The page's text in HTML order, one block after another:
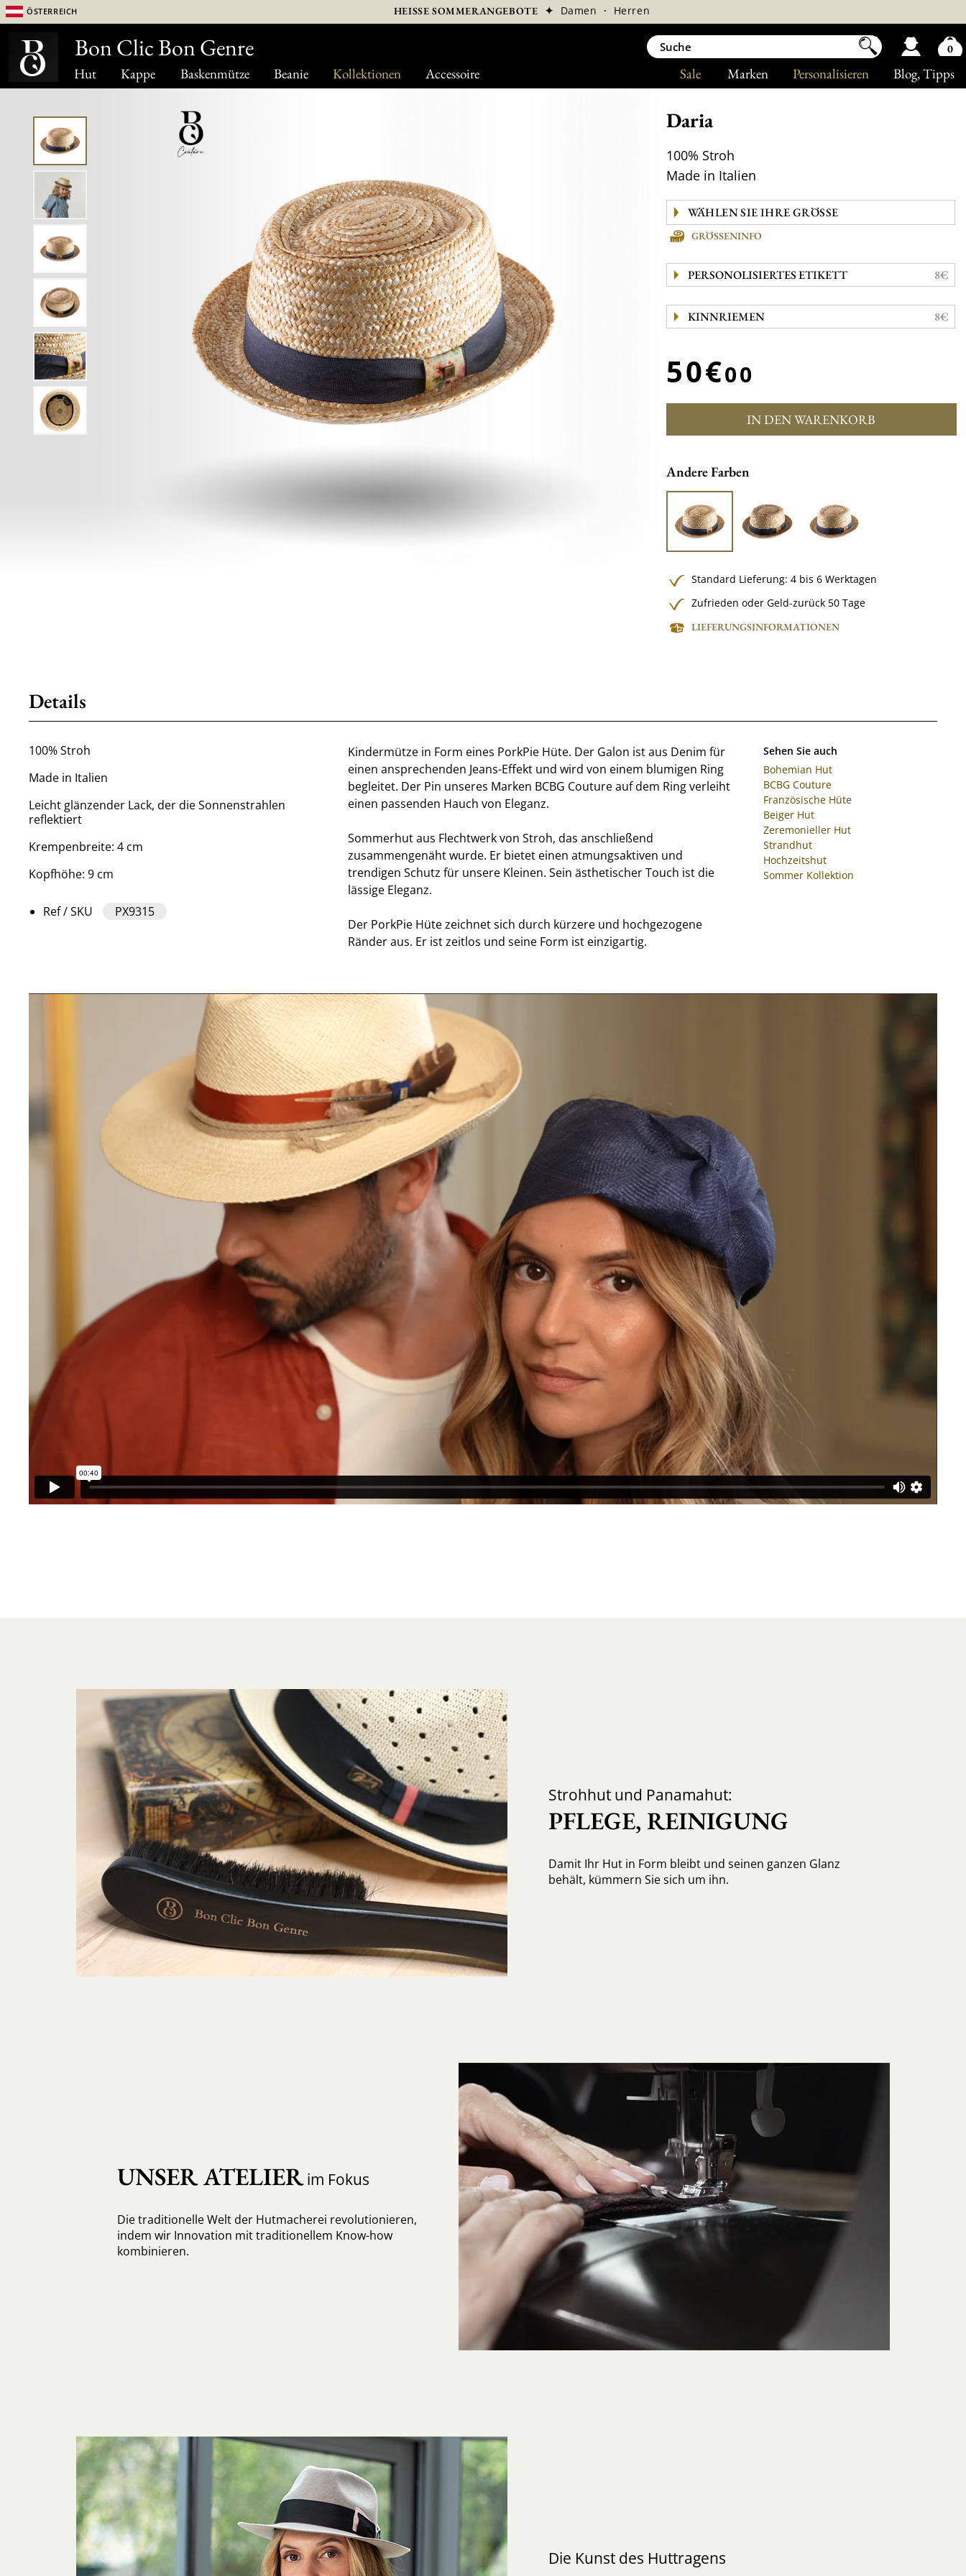
Hut Kappe Baskenmütze Beanie Kollektionen Accessoire Blog, Tipps
Personalisieren
Marken
Sale
Österreich HEISSE SOMMERANGEBOTE ✦ Damen · Herren
Daria
100% Stroh
Made in Italien
GRÖSSENINFO
PERSONOLISIERTES ETIKETT 8€
KINNRIEMEN 8€
50€00
IN DEN WARENKORB
Andere Farben
Standard Lieferung: 4 bis 6 Werktagen
Zufrieden oder Geld-zurück 50 Tage
LIEFERUNGSINFORMATIONEN
Details
100% Stroh
Made in Italien
Leicht glänzender Lack, der die Sonnenstrahlen
reflektiert
Krempenbreite: 4 cm
Kopfhöhe: 9 cm
Ref / SKU PX9315
Kindermütze in Form eines PorkPie Hüte. Der Galon ist aus Denim für
einen ansprechenden Jeans-Effekt und wird von einem blumigen Ring
begleitet. Der Pin unseres Marken BCBG Couture auf dem Ring verleiht
einen passenden Hauch von Eleganz.
Sommerhut aus Flechtwerk von Stroh, das anschließend
zusammengenäht wurde. Er bietet einen atmungsaktiven und
trendigen Schutz für unsere Kleinen. Sein ästhetischer Touch ist die
lässige Eleganz.
Der PorkPie Hüte zeichnet sich durch kürzere und hochgezogene
Ränder aus. Er ist zeitlos und seine Form ist einzigartig.
Sehen Sie auch
Bohemian Hut
BCBG Couture
Französische Hüte
Beiger Hut
Zeremonieller Hut
Strandhut
Hochzeitshut
Sommer Kollektion
Strohhut und Panamahut:
PFLEGE, REINIGUNG
Damit Ihr Hut in Form bleibt und seinen ganzen Glanz
behält, kümmern Sie sich um ihn.
UNSER ATELIERim Fokus
Die traditionelle Welt der Hutmacherei revolutionieren,
indem wir Innovation mit traditionellem Know-how
kombinieren.
Die Kunst des Huttragens
Bon Clic Bon Genre 0